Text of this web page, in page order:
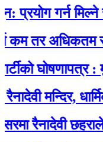
गर्न मिल्ने
तर अधिकतम र
घोषणापत्र :
धार्मिक
छहराले दियो